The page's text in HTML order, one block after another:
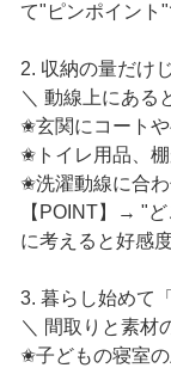
て"ピンポイント
2. 収納の量だけ
＼ 動線上にある
✬玄関にコート
✬トイレ用品、
✬洗濯動線に合
【POINT】→ "
に考えると好感
3. 暮らし始めて
＼ 間取りと素材
✬子どもの寝室